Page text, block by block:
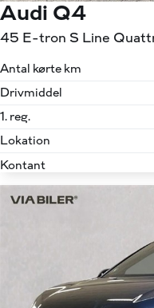
Audi Q4
45 E-tron S Line
Antal kørte km
Drivmiddel
1. reg.
Lokation
Kontant